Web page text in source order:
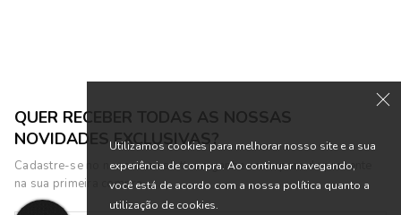
QUER RECEBER TODAS AS NOSSAS
NOVIDADES EXCLUSIVAS?
Cadastre-se no nosso newsletter e ganhe um cupom de presente
na sua primeira compra.
Utilizamos cookies para melhorar nosso site e a sua
experiência de compra. Ao continuar navegando,
você está de acordo com a nossa política quanto a
utilização de cookies.